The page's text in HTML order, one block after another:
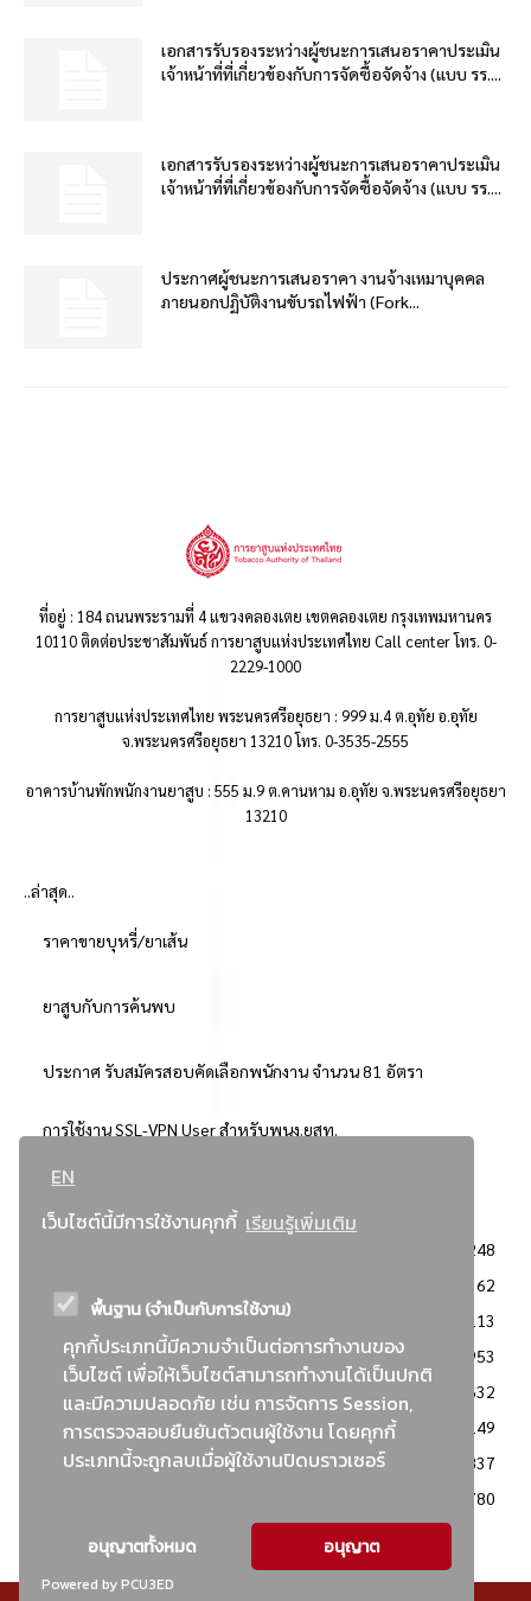
EN
เว็บไซต์นี้มีการใช้งานคุกกี้ เรียนรู้เพิ่มเติม
พื้นฐาน (จำเป็นกับการใช้งาน)
คุกกี้ประเภทนี้มีความจำเป็นต่อการทำงานของ
เว็บไซต์ เพื่อให้เว็บไซต์สามารถทำงานได้เป็นปกติ
และมีความปลอดภัย เช่น การจัดการ Session,
การตรวจสอบยืนยันตัวตนผู้ใช้งาน โดยคุกกี้
ประเภทนี้จะถูกลบเมื่อผู้ใช้งานปิดบราวเซอร์
อนุญาตทั้งหมด อนุญาต
Powered by PCU3ED
เอกสารรับรองระหว่างผู้ชนะการเสนอราคาประเมิน
เจ้าหน้าที่ที่เกี่ยวข้องกับการจัดซื้อจัดจ้าง (แบบ รร....
เอกสารรับรองระหว่างผู้ชนะการเสนอราคาประเมิน
เจ้าหน้าที่ที่เกี่ยวข้องกับการจัดซื้อจัดจ้าง (แบบ รร....
ประกาศผู้ชนะการเสนอราคา งานจ้างเหมาบุคคล
ภายนอกปฏิบัติงานขับรถไฟฟ้า (Fork...
ที่อยู่ : 184 ถนนพระรามที่ 4 แขวงคลองเตย เขตคลองเตย กรุงเทพมหานคร
10110 ติดต่อประชาสัมพันธ์ การยาสูบแห่งประเทศไทย Call center โทร. 0-
2229-1000
การยาสูบแห่งประเทศไทย พระนครศรีอยุธยา : 999 ม.4 ต.อุทัย อ.อุทัย
จ.พระนครศรีอยุธยา 13210 โทร. 0-3535-2555
อาคารบ้านพักพนักงานยาสูบ : 555 ม.9 ต.คานหาม อ.อุทัย จ.พระนครศรีอยุธยา
13210
..ล่าสุด..
ราคาขายบุหรี่/ยาเส้น
ยาสูบกับการค้นพบ
ประกาศ รับสมัครสอบคัดเลือกพนักงาน จำนวน 81 อัตรา
การใช้งาน SSL-VPN User สำหรับพนง.ยสท.
..ยอดนิยม..
3248
2362
: วิธีเฉพาะเจาะจง
2113
ข่าวสาร/ประกาศ
1953
: เอกสารส่งเสริมความโปร่งใสในการจัดซื้อจัดจ้าง
1632
ข่าวสารจัดซื้อจัดจ้าง
1149
: แผนการจัดซื้อจัดจ้าง
837
780